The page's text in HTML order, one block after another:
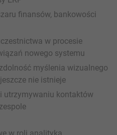
finansów, bankowości
w procesie
nowego systemu
myślenia wizualnego
nie istnieje
utrzymywaniu kontaktów